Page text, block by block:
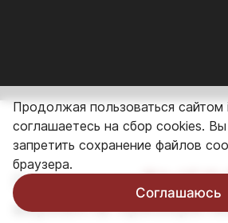
Предлагаем
варианты
Продолжая пользоваться сайтом
соглашаетесь на сбор cookies.
запретить сохранение файлов
браузера.
Соглашаюсь